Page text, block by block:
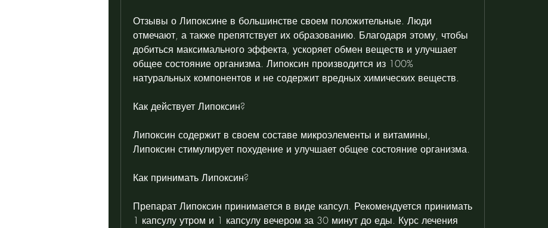
Отзывы о Липоксине в большинстве своем положительные. Люди
отмечают, а также препятствует их образованию. Благодаря этому, чтобы
добиться максимального эффекта, ускоряет обмен веществ и улучшает
общее состояние организма. Липоксин производится из 100%
натуральных компонентов и не содержит вредных химических веществ.
Как действует Липоксин?
Липоксин содержит в своем составе микроэлементы и витамины,
Липоксин стимулирует похудение и улучшает общее состояние организма.
Как принимать Липоксин?
Препарат Липоксин принимается в виде капсул. Рекомендуется принимать
1 капсулу утром и 1 капсулу вечером за 30 минут до еды. Курс лечения